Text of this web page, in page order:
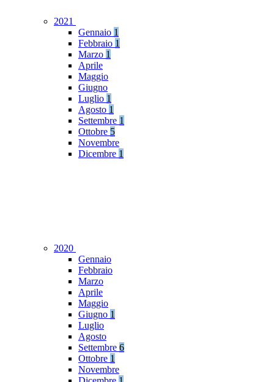
2021
Gennaio 1
Febbraio 1
Marzo 1
Aprile
Maggio
Giugno
Luglio 1
Agosto 1
Settembre 1
Ottobre 5
Novembre
Dicembre 1
2020
Gennaio
Febbraio
Marzo
Aprile
Maggio
Giugno 1
Luglio
Agosto
Settembre 6
Ottobre 1
Novembre